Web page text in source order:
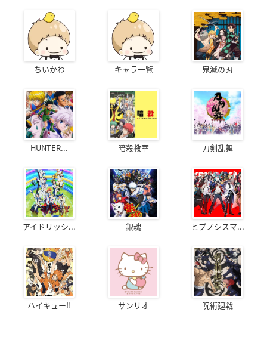
ちいかわ キャラ一覧 鬼滅の刃
HUNTER... 暗殺教室 刀剣乱舞
アイドリッシ... 銀魂 ヒプノシスマ...
ハイキュー!! サンリオ 呪術廻戦